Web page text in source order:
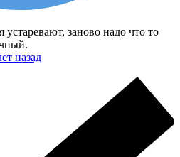
заново надо что то
назад